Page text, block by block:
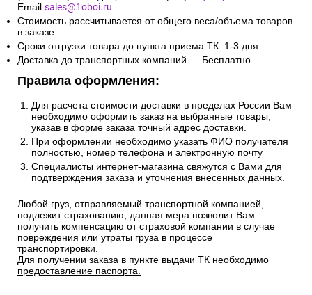
Email sales@1oboi.ru
Стоимость рассчитывается от общего веса/объема товаров
в заказе.
Сроки отгрузки товара до пункта приема ТК: 1-3 дня.
Доставка до транспортных компаний — Бесплатно
Правила оформления:
Для расчета стоимости доставки в пределах России Вам
необходимо оформить заказ на выбранные товары,
указав в форме заказа точный адрес доставки.
При оформлении необходимо указать ФИО получателя
полностью, номер телефона и электронную почту
Специалисты интернет-магазина свяжутся с Вами для
подтверждения заказа и уточнения внесенных данных.
Любой груз, отправляемый транспортной компанией,
подлежит страхованию, данная мера позволит Вам
получить компенсацию от страховой компании в случае
повреждения или утраты груза в процессе
транспортировки.
Для получении заказа в пункте выдачи ТК необходимо
предоставление паспорта.